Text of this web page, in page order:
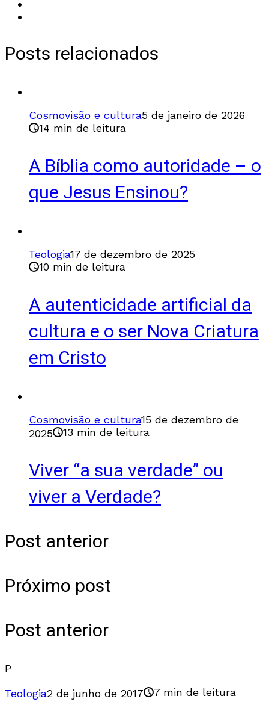
Posts relacionados
Cosmovisão e cultura5 de janeiro de 2026
14 min de leitura
A Bíblia como autoridade – o
que Jesus Ensinou?
Teologia17 de dezembro de 2025
10 min de leitura
A autenticidade artificial da
cultura e o ser Nova Criatura
em Cristo
Cosmovisão e cultura15 de dezembro de
2025
13 min de leitura
Viver “a sua verdade” ou
viver a Verdade?
Post anterior
Próximo post
Post anterior
P
Teologia2 de junho de 2017 7 min de leitura